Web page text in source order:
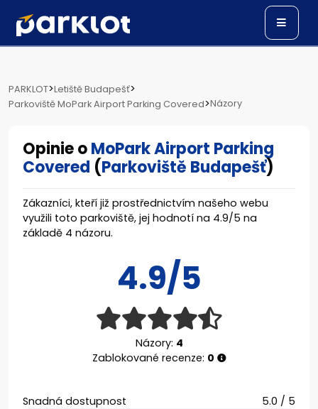
PARKLOT>Letiště Budapešť>
Parkoviště MoPark Airport Parking Covered>Názory
Opinie oMoPark Airport Parking
Covered (Parkoviště Budapešť)
Zákazníci, kteří již prostřednictvím našeho webu
využili toto parkoviště, jej hodnotí na 4.9/5 na
základě 4 názoru.
4.9/5
Názory: 4
Zablokované recenze: 0
Snadná dostupnost 5.0 / 5